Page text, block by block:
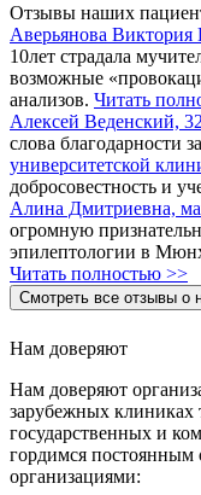
Отзывы наших
Аверьянова Виктория
10лет страдала
возможные
анализов. Читать
Алексей Веденский,
слова благодарности
университетской
добросовестность и
Алина Дмитриевна,
огромную
эпилептологии в
Читать полностью >>
Смотреть все отзывы о
Нам доверяют
Нам доверяют
зарубежных
государственных и
гордимся постоянным
организациями: